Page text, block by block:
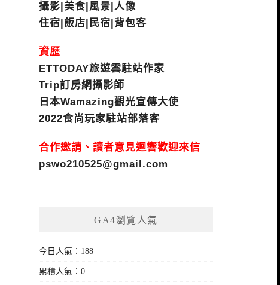
攝影|美食|風景|人像
住宿|飯店|民宿|背包客
資歷
ETTODAY旅遊雲駐站作家
Trip訂房網攝影師
日本Wamazing觀光宣傳大使
2022食尚玩家駐站部落客
合作邀請、讀者意見迴響歡迎來信
pswo210525@gmail.com
GA4瀏覽人氣
今日人氣：188
累積人氣：0